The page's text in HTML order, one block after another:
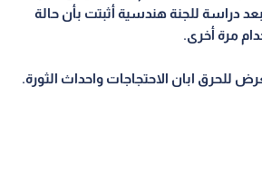
دراسة للجنة هندسية أثبتت بأن حالة
مرة أخرى.
للحرق ابان الاحتجاجات واحداث الثورة.